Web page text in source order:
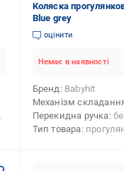
Коляска
Blue grey
оцінити
Немає в наявності
Бренд Babyhit
Механізм
Перекидна ручка
Тип товара